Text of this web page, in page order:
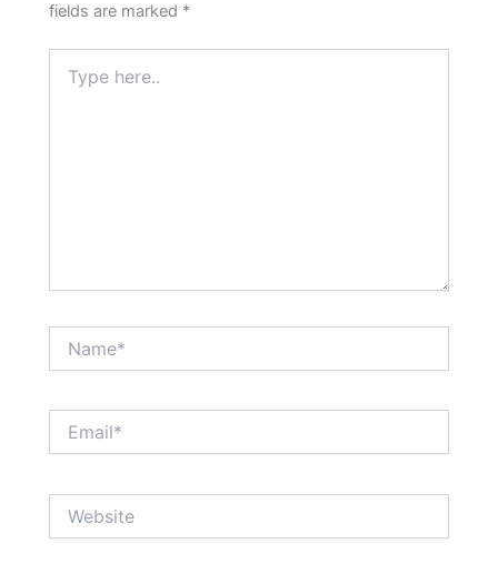
fields are marked *
here..